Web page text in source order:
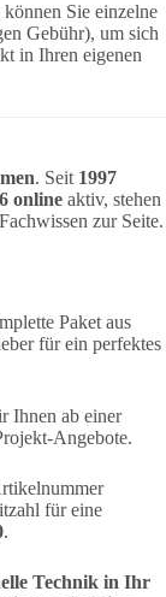
Sie einzelne
Gebühr), um sich
in Ihren eigenen
. Seit 1997
online aktiv, stehen
zur Seite.
Paket aus
für ein perfektes
Ihnen ab einer
Angebote.
für eine
.
Technik in Ihr